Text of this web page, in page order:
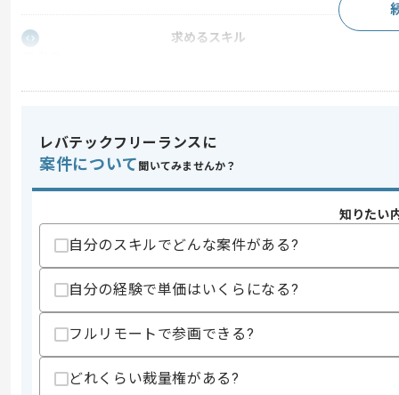
求めるスキル
上記に似た経験やスキルをお持ちであれば
その他募集要項
募集人数
1人
作業開始日
2026/08/01
エージェントからのコ
メント
スプライススリーブ等の鉄筋継手や土
を展開している企業でございます。
今回は建築業界向け新企業立ち上げ案
レバテックフリーランスに
案件について 聞いてみませんか？
知りたい
自分のスキルでどんな案件がある?
自分の経験で単価はいくらになる?
フルリモートで参画できる?
どれくらい裁量権がある?